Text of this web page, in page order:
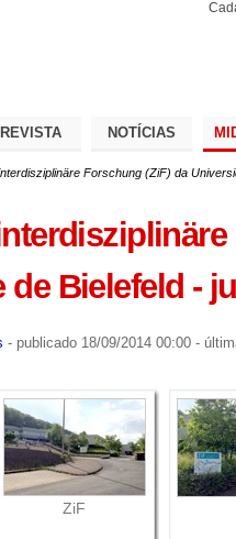
REVISTA NOTÍCIAS
Forschung (ZiF) da
de Bielefeld -
- publicado18/09/2014 00:00 -
ZiF